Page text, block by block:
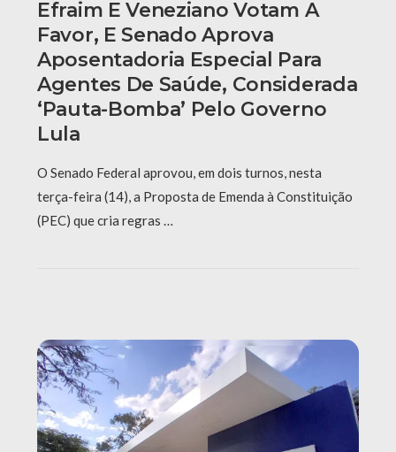
Efraim E Veneziano Votam A
Favor, E Senado Aprova
Aposentadoria Especial Para
Agentes De Saúde, Considerada
‘pauta-Bomba’ Pelo Governo
Lula
O Senado Federal aprovou, em dois turnos, nesta
terça-feira (14), a Proposta de Emenda à Constituição
(PEC) que cria regras …